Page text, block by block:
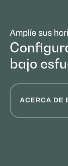
Amplíe sus
bajo
ACERCA DE